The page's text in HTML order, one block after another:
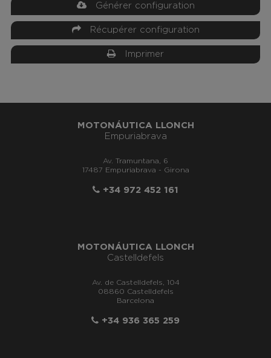
Générer configuration
Récupérer configuration
Imprimer
MOTONÁUTICA LLONCH
Empuriabrava
Av. Tramuntana, 6
17487 Empuriabrava - Girona
+34 972 452 161
MOTONÁUTICA LLONCH
Castelldefels
Av. de Castelldefels, 104
08860 Castelldefels
Barcelona
+34 936 365 259